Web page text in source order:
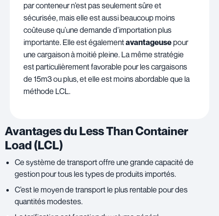
par conteneur n’est pas seulement sûre et
sécurisée, mais elle est aussi beaucoup moins
coûteuse qu’une demande d’importation plus
importante. Elle est égalementavantageusepour
une cargaison à moitié pleine. La même stratégie
est particulièrement favorable pour les cargaisons
de 15m3 ou plus, et elle est moins abordable que la
méthode LCL.
Avantages du Less Than Container
Load (LCL)
Ce système de transport offre une grande capacité de
gestion pour tous les types de produits importés.
C’est le moyen de transport le plus rentable pour des
quantités modestes.